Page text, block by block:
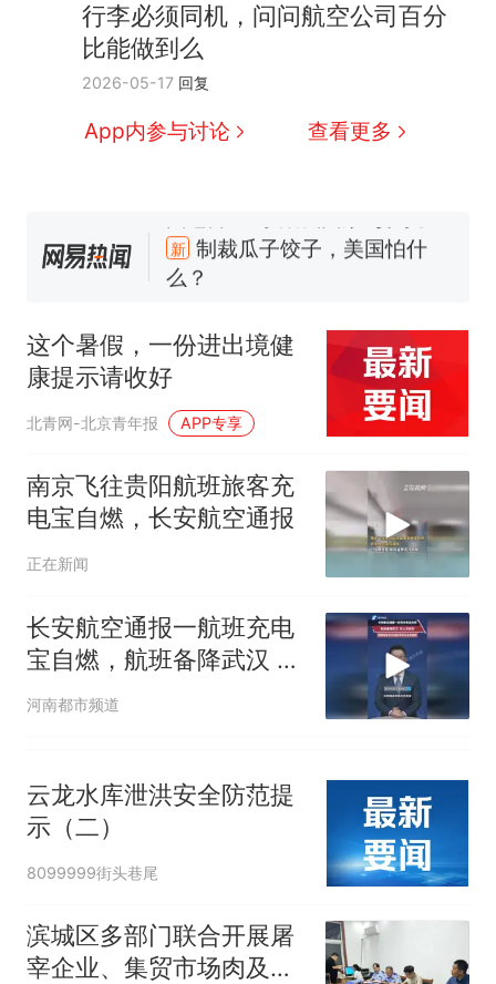
行李必须同机，问问航空公司百分
比能做到么
2026-05-17 回复
App内参与讨论 查看更多
人生
新 制裁瓜子饺子，美国怕什
么？
号，仅凭视频评出？中国烹饪
协会回应
男子上山采菌偶然发现鸡枞菌
窝，原地守1天等它长大：挖了
140多朵
美国渔民钓获鲨鱼徒手将其拽
来源：参考消息）
笔试第一被第二名传话劝弃考
官方通报
那个在床头放菜刀的女孩，
因老师一句“跟我回家”改写了
这个暑假，一份进出境健
康提示请收好
北青网-北京青年报 APP专享
南京飞往贵阳航班旅客充
电宝自燃，长安航空通报
正在新闻
长安航空通报一航班充电
宝自燃，航班备降武汉 无
人员受伤，提醒旅客优先
河南都市频道
云龙水库泄洪安全防范提
示（二）
8099999街头巷尾
滨城区多部门联合开展屠
宰企业、集贸市场肉及肉